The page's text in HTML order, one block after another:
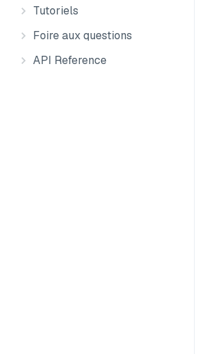
Tutoriels
Foire aux questions
API Reference